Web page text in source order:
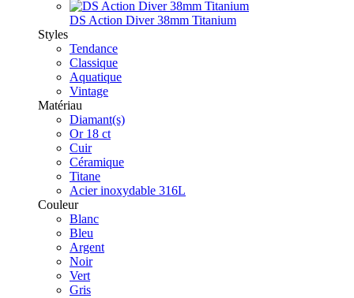
DS Action Diver 38mm Titanium
Styles
Tendance
Classique
Aquatique
Vintage
Matériau
Diamant(s)
Or 18 ct
Cuir
Céramique
Titane
Acier inoxydable 316L
Couleur
Blanc
Bleu
Argent
Noir
Vert
Gris